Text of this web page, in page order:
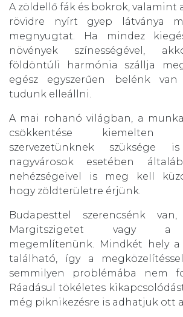
A zöldellő fák és bokrok, valamint
rövidre nyírt gyep látványa
megnyugtat. Ha mindez
növények színességével,
földöntúli harmónia szállja
egész egyszerűen belénk
tudunk elleállni.
A mai rohanó világban, a
csökkentése
szervezetünknek
nagyvárosok esetében
nehézségeivel is meg kell
hogy zöldterületre érjünk.
Budapesttel szerencsénk
Margitszigetet vagy a
megemlítenünk. Mindkét hely a
található, így a
semmilyen problémába nem
Ráadásul tökéletes
még piknikezésre is adhatjuk ott